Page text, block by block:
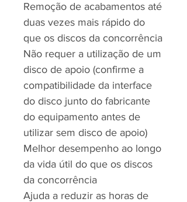
Remoção de acabamentos até
duas vezes mais rápido do
que os discos da concorrência
Não requer a utilização de um
disco de apoio (confirme a
compatibilidade da interface
do disco junto do fabricante
do equipamento antes de
utilizar sem disco de apoio)
Melhor desempenho ao longo
da vida útil do que os discos
da concorrência
Ajuda a reduzir as horas de